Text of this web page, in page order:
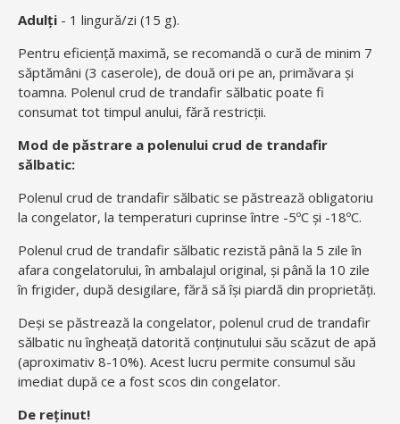
Adulți - 1 lingură/zi (15 g).
Pentru eficiență maximă, se recomandă o cură de minim 7
săptămâni (3 caserole), de două ori pe an, primăvara și
toamna. Polenul crud de trandafir sălbatic poate fi
consumat tot timpul anului, fără restricții.
Mod de păstrare a polenului crud de trandafir
sălbatic:
Polenul crud de trandafir sălbatic se păstrează obligatoriu
la congelator, la temperaturi cuprinse între -5ºC și -18ºC.
Polenul crud de trandafir sălbatic rezistă până la 5 zile în
afara congelatorului, în ambalajul original, și până la 10 zile
în frigider, după desigilare, fără să își piardă din proprietăți.
Deși se păstrează la congelator, polenul crud de trandafir
sălbatic nu îngheață datorită conținutului său scăzut de apă
(aproximativ 8-10%). Acest lucru permite consumul său
imediat după ce a fost scos din congelator.
De reținut!